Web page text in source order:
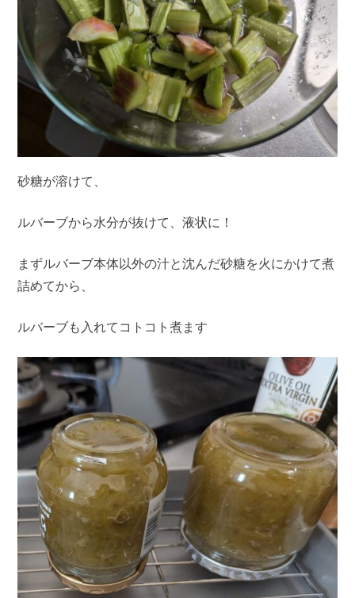
砂糖が溶けて、
ルバーブから水分が抜けて、液状に！
まずルバーブ本体以外の汁と沈んだ砂糖を火にかけて煮
詰めてから、
ルバーブも入れてコトコト煮ます